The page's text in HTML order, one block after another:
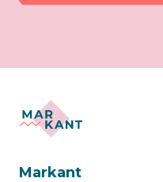
Markant